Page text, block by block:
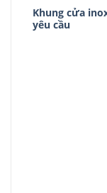
Khung cửa
yêu cầu